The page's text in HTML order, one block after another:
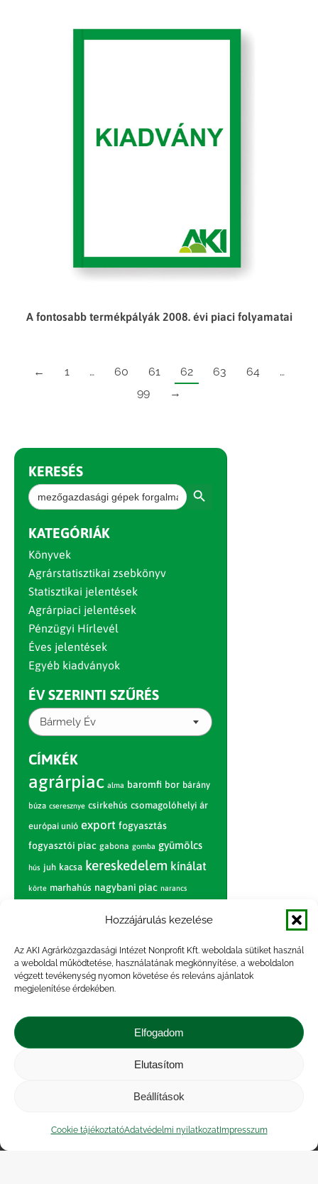
Hozzájárulás kezelése
Az AKI Agrárközgazdasági Intézet Nonprofit Kft. weboldala sütiket használ
a weboldal működtetése, használatának megkönnyítése, a weboldalon
végzett tevékenység nyomon követése és releváns ajánlatok
megjelenítése érdekében.
Elfogadom
Elutasítom
Beállítások
Cookie tájékoztatóAdatvédelmi nyilatkozatImpresszum
A fontosabb termékpályák 2008. évi piaci folyamatai
← 1 … 60 61 62 63 64
…
99
→
KERESÉS
Search
for:
KATEGÓRIÁK
Könyvek
Agrárstatisztikai zsebkönyv
Statisztikai jelentések
Agrárpiaci jelentések
Pénzügyi Hírlevél
Éves jelentések
Egyéb kiadványok
ÉV SZERINTI SZŰRÉS
Bármely Év
CÍMKÉK
agrárpiac alma baromfi bor bárány
búza cseresznye csirkehús csomagolóhelyi ár
európai unió export fogyasztás
fogyasztói piac gabona gomba gyümölcs
hús juh kacsa kereskedelem kínálat
körte marhahús nagybani piac narancs
piaci jelentés
pulyka pulykahús sertés sertéshús
szarvasmarha termelés termelői
ár
világpiac
vágómarha vágósertés zöldség árak
értékesítési ár
Közérdekű adatok
| Adatvédelmi nyilatkozat
|